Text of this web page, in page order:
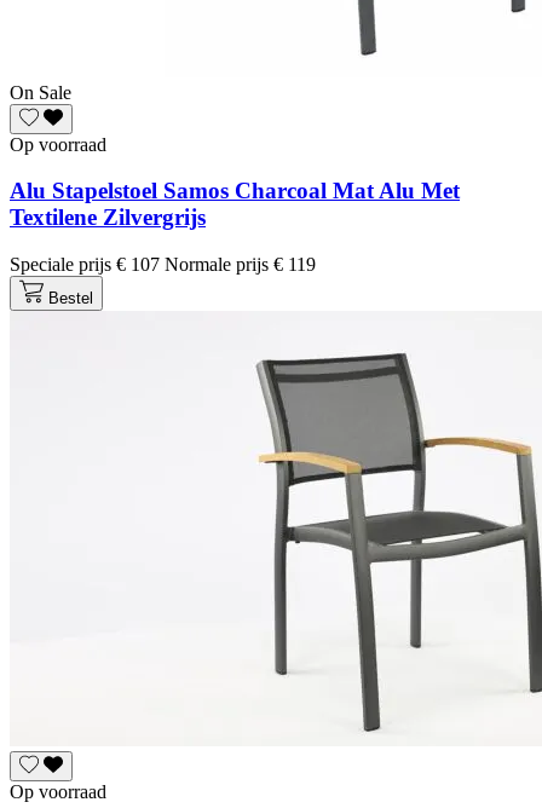
On Sale
Op voorraad
Alu Stapelstoel Samos Charcoal Mat Alu Met
Textilene Zilvergrijs
Speciale prijs € 107 Normale prijs € 119
Bestel
Op voorraad